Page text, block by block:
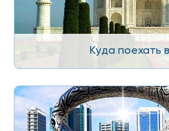
Куда поехать